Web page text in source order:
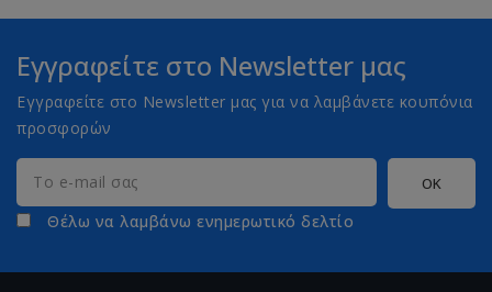
Εγγραφείτε στο Newsletter μας
Εγγραφείτε στο Newsletter μας για να λαμβάνετε κουπόνια
προσφορών
Θέλω να λαμβάνω ενημερωτικό δελτίο